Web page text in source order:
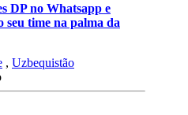
DP no Whatsapp e
seu time na palma da
, Uzbequistão